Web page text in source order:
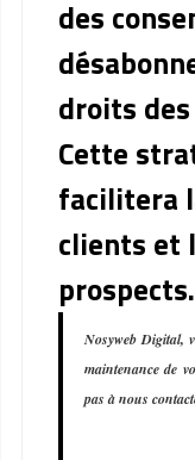
des
droits
Cette
facilitera
clients et
prospects.
Nosyweb Digital,
maintenance de
pas à nous